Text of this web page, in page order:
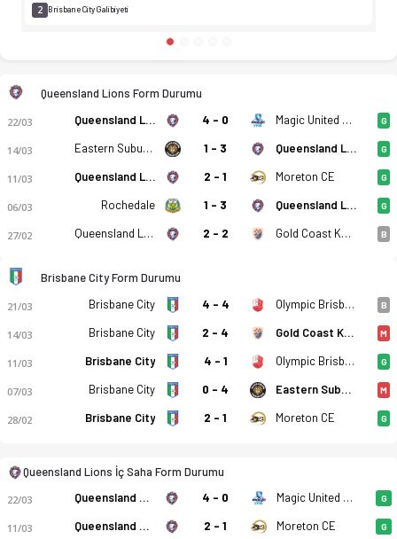
2 Brisbane City Galibiyeti
Queensland Lions Form Durumu
22/03 Queensland Lions 4 - 0 Magic United TFA G
14/03 Eastern Suburbs 1 - 3 Queensland Lions G
11/03 Queensland Lions 2 - 1 Moreton CE G
06/03 Rochedale 1 - 3 Queensland Lions G
27/02 Queensland Lions 2 - 2 Gold Coast Knights B
Brisbane City Form Durumu
21/03 Brisbane City 4 - 4 Olympic Brisbane B
14/03 Brisbane City 2 - 4 Gold Coast Knights M
11/03 Brisbane City 4 - 1 Olympic Brisbane G
07/03 Brisbane City 0 - 4 Eastern Suburbs M
28/02 Brisbane City 2 - 1 Moreton CE G
Queensland Lions İç Saha Form Durumu
22/03 Queensland Lions 4 - 0 Magic United TFA G
11/03 Queensland Lions 2 - 1 Moreton CE G